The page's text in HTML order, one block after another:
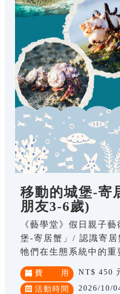
移動的城堡-寄
朋友3-6歲)
《藝學堂》假日親子
堡-寄居蟹」/ 認識寄居
牠們在生態系統中的重
費 用 NT$ 450
活動時間 2026/10/